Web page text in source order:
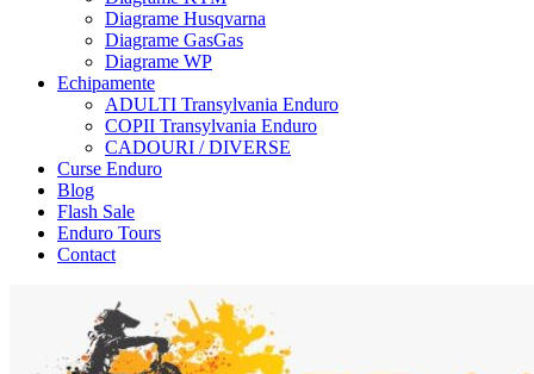
Diagrame Husqvarna
Diagrame GasGas
Diagrame WP
Echipamente
ADULTI Transylvania Enduro
COPII Transylvania Enduro
CADOURI / DIVERSE
Curse Enduro
Blog
Flash Sale
Enduro Tours
Contact